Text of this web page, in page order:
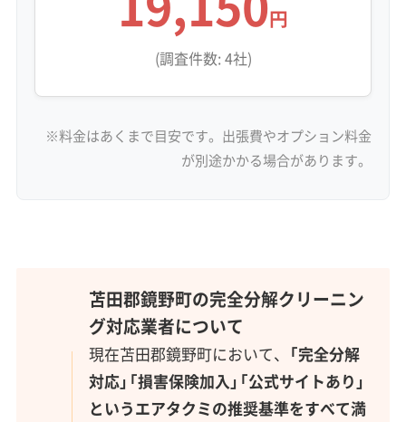
円
(調査件数: 4社)
※料金はあくまで目安です。出張費やオプション料金
が別途かかる場合があります。
苫田郡鏡野町の完全分解クリーニン
グ対応業者について
現在苫田郡鏡野町において、 「完全分解
対応」「損害保険加入」「公式サイトあり」
というエアタクミの推奨基準をすべて満